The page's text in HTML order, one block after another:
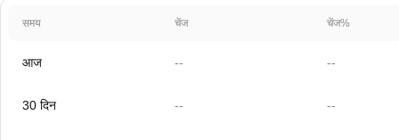
समय चेंज चेंज%
आज -- --
30 दिन -- --